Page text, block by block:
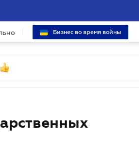
Бизнес во время войны